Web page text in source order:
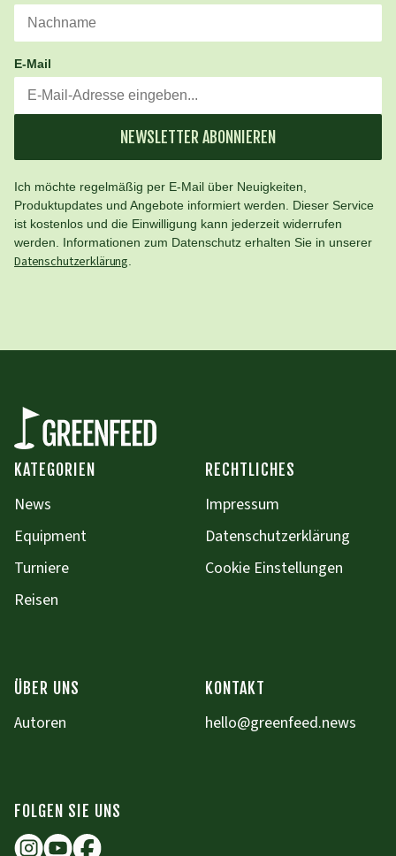
E-Mail
NEWSLETTER ABONNIEREN
Ich möchte regelmäßig per E-Mail über Neuigkeiten,
Produktupdates und Angebote informiert werden. Dieser Service
ist kostenlos und die Einwilligung kann jederzeit widerrufen
werden. Informationen zum Datenschutz erhalten Sie in unserer
Datenschutzerklärung
KATEGORIEN
News
Equipment
Turniere
Reisen
RECHTLICHES
Impressum
Datenschutzerklärung
Cookie Einstellungen
ÜBER UNS
Autoren
KONTAKT
hello@greenfeed.news
FOLGEN SIE UNS